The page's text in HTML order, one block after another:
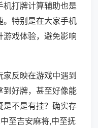
机打牌计算辅助也是
。特别是在大家手机
戏体验，避免影响
反映在游戏中遇到
到好牌，甚至好像能
是不是有挂？确实存
至吉安麻将,中至抚